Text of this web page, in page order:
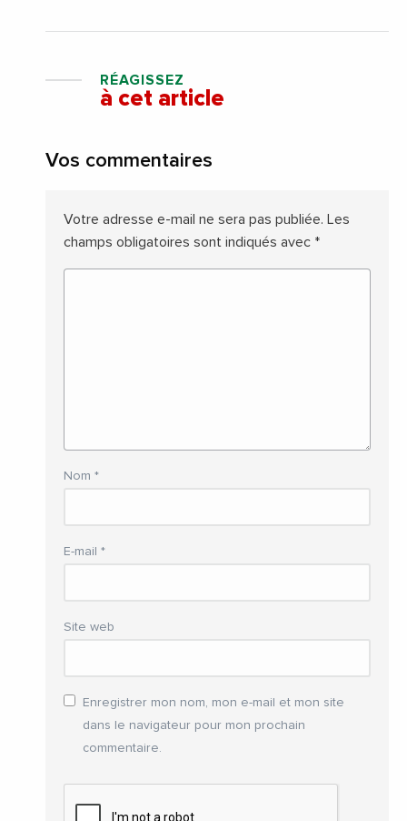
RÉAGISSEZ
à cet article
Vos commentaires
Votre adresse e-mail ne sera pas publiée. Les
champs obligatoires sont indiqués avec *
Nom *
E-mail *
Site web
Enregistrer mon nom, mon e-mail et mon site
dans le navigateur pour mon prochain
commentaire.